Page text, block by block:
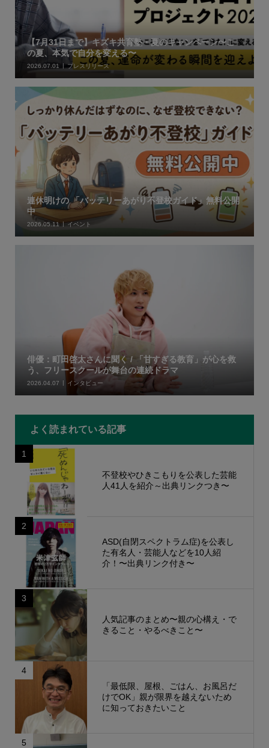
【7月31日まで】キズキ共育塾・夏のキャンペーン〜こ
の夏、本気で自分を変える〜
2026.07.01 プレスリリース
連休明けの 「バッテリーあがり不登校ガイド」無料公開
中
2026.05.11 イベント
俳優：町田啓太さんに聞く / 「甘すぎる教育」が心を救
う、フリースクールが舞台の連続ドラマ
2026.04.07 インタビュー
よく読まれている記事
1
不登校やひきこもりを公表した芸能
人41人を紹介～出典リンクつき〜
2
ASD(自閉スペクトラム症)を公表し
た有名人・芸能人などを10人紹
介！〜出典リンク付き〜
3
人気記事のまとめ〜親の心構え・で
きること・やるべきこと〜
4
「最低限、屋根、ごはん、お風呂だ
けでOK」親が限界を越えないため
に知っておきたいこと
5